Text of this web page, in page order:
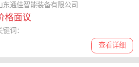
格齐全
东通佳智能装备有限公司
格面议
查看详细
键词：